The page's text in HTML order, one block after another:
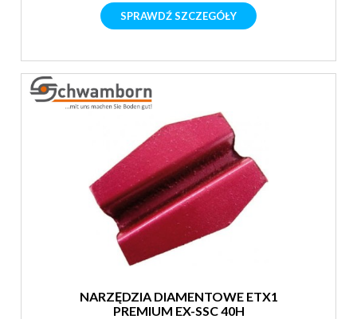
SPRAWDŹ SZCZEGÓŁY
NARZĘDZIA DIAMENTOWE ETX1
PREMIUM EX-SSC 40H